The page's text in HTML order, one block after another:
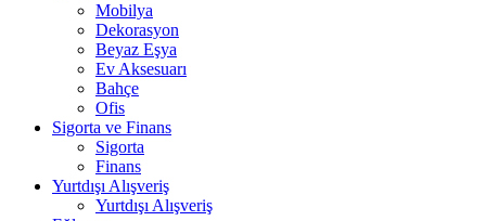
Mobilya
Dekorasyon
Beyaz Eşya
Ev Aksesuarı
Bahçe
Ofis
Sigorta ve Finans
Sigorta
Finans
Yurtdışı Alışveriş
Yurtdışı Alışveriş